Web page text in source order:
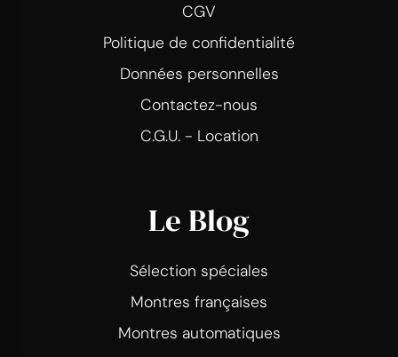
CGV
Politique de confidentialité
Données personnelles
Contactez-nous
C.G.U. - Location
Le Blog
Sélection spéciales
Montres françaises
Montres automatiques